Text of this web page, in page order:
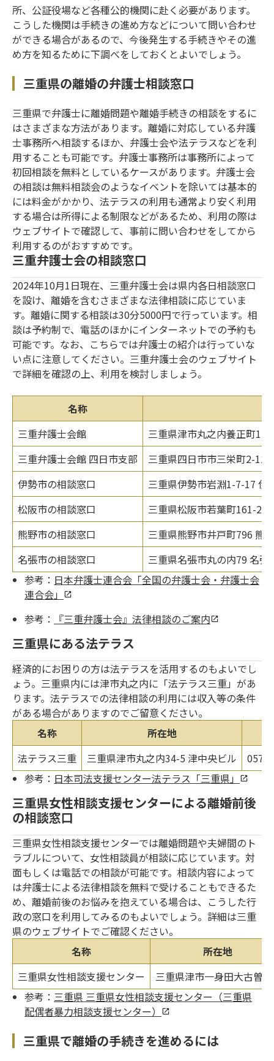
所、公証役場など各種公的機関に赴く必要があります。
こうした機関は手続きの進め方などについて問い合わせ
ができる場合があるので、今後発生する手続きやその進
め方を知るために下調べをしておくとよいでしょう。
三重県の離婚の弁護士相談窓口
三重県で弁護士に離婚問題や離婚手続きの相談をするに
はさまざまな方法があります。離婚に対応している弁護
士事務所へ相談するほか、弁護士会や法テラスなどを利
用することも可能です。弁護士事務所は事務所によって
初回相談を無料としているケースがあります。弁護士会
の相談は無料相談会のようなイベントを除いては基本的
には料金がかかり、法テラスの利用も通常より安く利用
する場合は所得による制限などがあるため、利用の際は
ウェブサイトで確認して、事前に問い合わせをしてから
利用するのがおすすめです。
三重弁護士会の相談窓口
2024年10月1日現在、三重弁護士会は県内各日相談窓口
を設け、離婚を含むさまざまな法律相談に応じていま
す。離婚に関する相談は30分5000円で行っています。相
談は予約制で、電話のほかにインターネットでの予約も
可能です。なお、こちらでは弁護士の紹介は行っていな
い点に注意してください。三重弁護士会のウェブサイト
で詳細を確認の上、利用を検討しましょう。
名称
三重弁護士会館
三重県津市丸之内養正町1-1
三重弁護士会館 四日市支部
三重県四日市市三栄町2-11
伊勢市の相談窓口
三重県伊勢市岩淵1-7-17 伊
松阪市の相談窓口
三重県松阪市若葉町161-2
熊野市の相談窓口
三重県熊野市井戸町796 熊
名張市の相談窓口
三重県名張市丸の内79 名
参考： 日本弁護士連合会「全国の弁護士会・弁護士会
連合会」
参考：
『三重弁護士会』法律相談のご案内
三重県にある法テラス
経済的にお困りの方は法テラスを活用するのもよいでし
ょう。三重県内には津市丸之内に「法テラス三重」があ
ります。法テラスでの法律相談の利用には収入等の条件
がある場合がありますのでご留意ください。
名称
所在地
法テラス三重
三重県津市丸之内34-5 津中央ビル
参考： 日本司法支援センター法テラス「三重県」
三重県女性相談支援センターによる離婚前後
の相談窓口
三重県女性相談支援センターでは離婚問題や夫婦間のト
ラブルについて、女性相談員が相談に応じています。対
面もしくは電話での相談が可能です。相談内容によって
は弁護士による法律相談を無料で受けることもできるた
め、離婚前後のお悩みを抱えている場合は、こうした行
政の窓口を利用してみるのもよいでしょう。詳細は三重
県のウェブサイトでご確認ください。
名称
所在地
三重県女性相談支援センター
三重県津市一身田大古曽
参考： 三重県 三重県女性相談支援センター（三重県
配偶者暴力相談支援センター）
三重県で離婚の手続きを進めるには